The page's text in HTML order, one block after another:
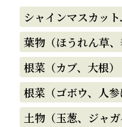
シャインマスカット
葉物（ほうれん草
根菜（カブ、大根）
根菜（ゴボウ、人参
土物（玉葱、ジャガ